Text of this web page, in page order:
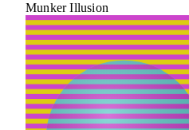
Munker Illusion